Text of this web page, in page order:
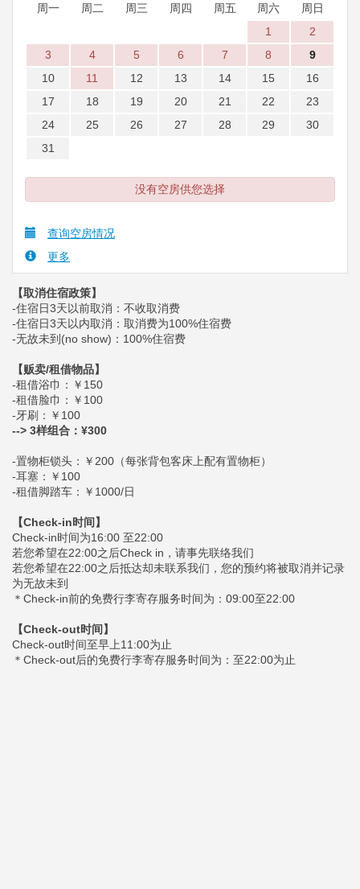
周一
周二 周三 周四 周五 周六
周日
1
2
3
4 5 6 7 8
9
10
11 12 13 14 15
16
17
18 19 20 21 22
23
24
25 26 27 28 29
30
31
没有空房供您选择
查询空房情况
更多
【取消住宿政策】
-住宿日3天以前取消：不收取消费
-住宿日3天以内取消：取消费为100%住宿费
-无故未到(no show)：100%住宿费
【贩卖/租借物品】
-租借浴巾：￥150
-租借脸巾：￥100
-牙刷：￥100
--> 3样组合：¥300
-置物柜锁头：￥200（每张背包客床上配有置物柜）
-耳塞：￥100
-租借脚踏车：￥1000/日
【Check-in时间】
Check-in时间为16:00 至22:00
若您希望在22:00之后Check in，请事先联络我们
若您希望在22:00之后抵达却未联系我们，您的预约将被取消并记录
为无故未到
＊Check-in前的免费行李寄存服务时间为：09:00至22:00
【Check-out时间】
Check-out时间至早上11:00为止
＊Check-out后的免费行李寄存服务时间为：至22:00为止